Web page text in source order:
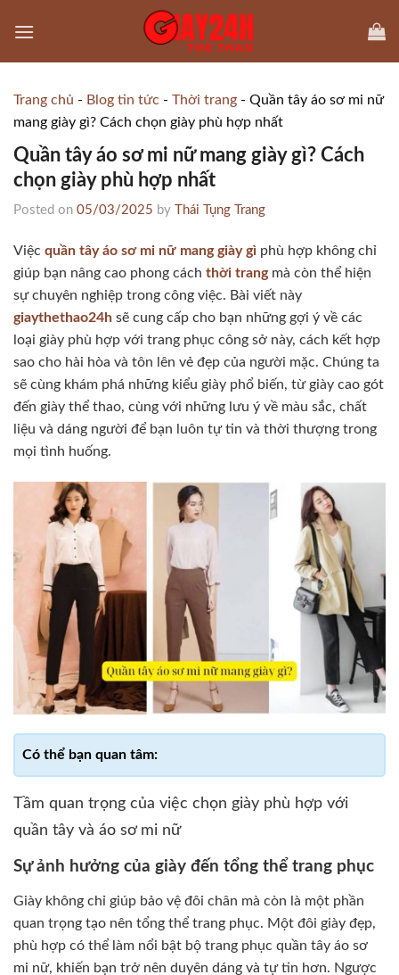
Trang chủ - Blog tin tức - Thời trang - Quần tây áo sơ mi nữ
mang giày gì? Cách chọn giày phù hợp nhất
Quần tây áo sơ mi nữ mang giày gì? Cách
chọn giày phù hợp nhất
Posted on 05/03/2025 by Thái Tụng Trang
Việc quần tây áo sơ mi nữ mang giày gì phù hợp không chỉ
giúp bạn nâng cao phong cách thời trangmà còn thể hiện
sự chuyên nghiệp trong công việc. Bài viết này
giaythethao24h sẽ cung cấp cho bạn những gợi ý về các
loại giày phù hợp với trang phục công sở này, cách kết hợp
sao cho hài hòa và tôn lên vẻ đẹp của người mặc. Chúng ta
sẽ cùng khám phá những kiểu giày phổ biến, từ giày cao gót
đến giày thể thao, cùng với những lưu ý về màu sắc, chất
liệu và dáng người để bạn luôn tự tin và thời thượng trong
mọi tình huống.
Tầm quan trọng của việc chọn giày phù hợp với
quần tây và áo sơ mi nữ
Sự ảnh hưởng của giày đến tổng thể trang phục
Giày không chỉ giúp bảo vệ đôi chân mà còn là một phần
quan trọng tạo nên tổng thể trang phục. Một đôi giày đẹp,
phù hợp có thể làm nổi bật bộ trang phục quần tây áo sơ
mi nữ, khiến bạn trở nên duyên dáng và tự tin hơn. Ngược